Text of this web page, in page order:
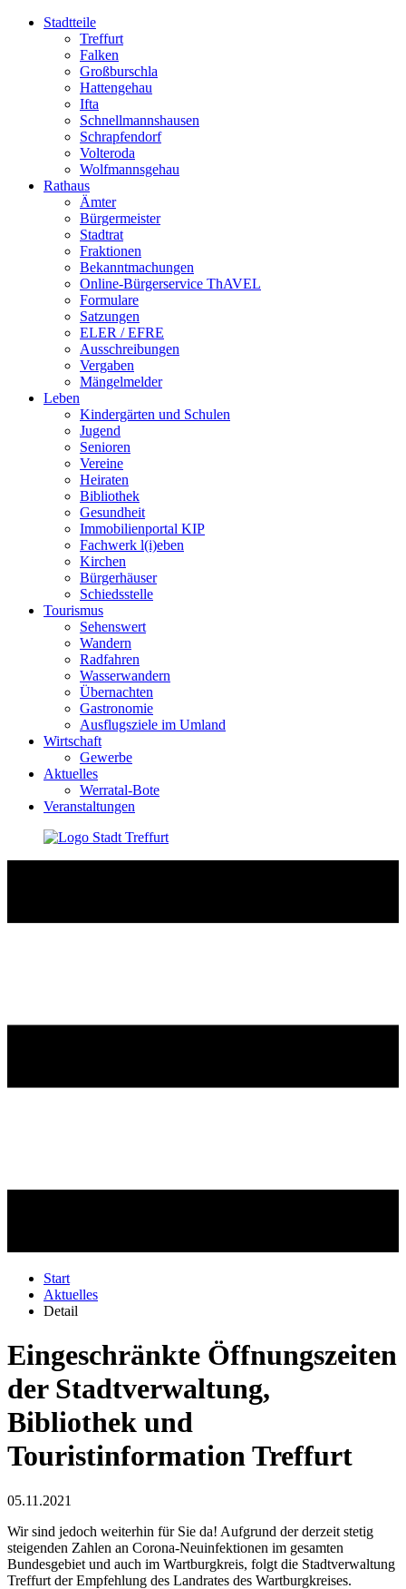
Stadtteile
Treffurt
Falken
Großburschla
Hattengehau
Ifta
Schnellmannshausen
Schrapfendorf
Volteroda
Wolfmannsgehau
Rathaus
Ämter
Bürgermeister
Stadtrat
Fraktionen
Bekanntmachungen
Online-Bürgerservice ThAVEL
Formulare
Satzungen
ELER / EFRE
Ausschreibungen
Vergaben
Mängelmelder
Leben
Kindergärten und Schulen
Jugend
Senioren
Vereine
Heiraten
Bibliothek
Gesundheit
Immobilienportal KIP
Fachwerk l(i)eben
Kirchen
Bürgerhäuser
Schiedsstelle
Tourismus
Sehenswert
Wandern
Radfahren
Wasserwandern
Übernachten
Gastronomie
Ausflugsziele im Umland
Wirtschaft
Gewerbe
Aktuelles
Werratal-Bote
Veranstaltungen
Start
Aktuelles
Detail
Eingeschränkte Öffnungszeiten
der Stadtverwaltung,
Bibliothek und
Touristinformation Treffurt
05.11.2021
Wir sind jedoch weiterhin für Sie da! Aufgrund der derzeit stetig
steigenden Zahlen an Corona-Neuinfektionen im gesamten
Bundesgebiet und auch im Wartburgkreis, folgt die Stadtverwaltung
Treffurt der Empfehlung des Landrates des Wartburgkreises.